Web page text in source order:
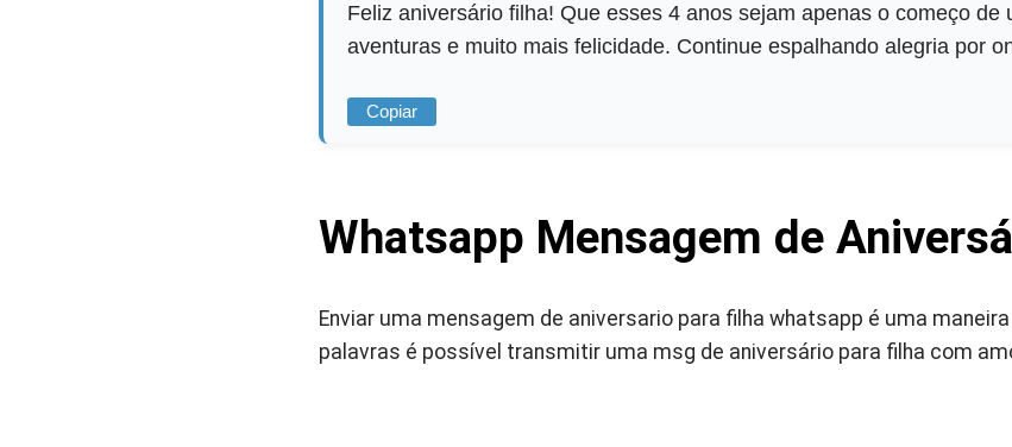
Feliz aniversário filha! Que esses 4 anos sejam apenas o começo de
aventuras e muito mais felicidade. Continue espalhando alegria por
Copiar
Whatsapp Mensagem de
Enviar uma mensagem de aniversario para filha whatsapp é uma
palavras é possível transmitir uma msg de aniversário para filha com